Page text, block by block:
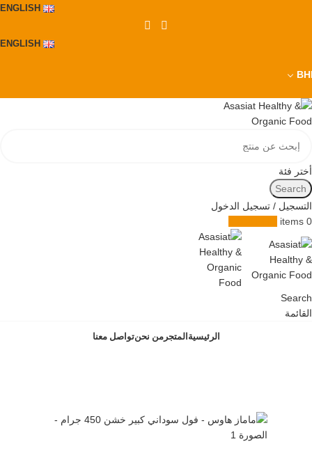
ENGLISH
ENGLISH
أختر فئة
Search
التسجيل / تسجيل الدخول
0
items
Search
القائمة
الرئيسية المتجرمن نحنتواصل معنا